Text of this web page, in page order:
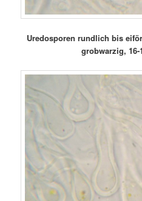
Uredosporen rundlich bis
grobwarzig, 16-